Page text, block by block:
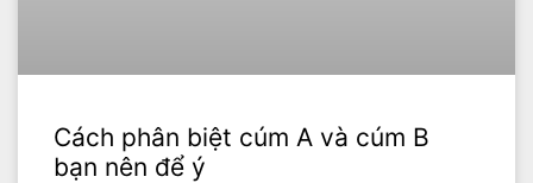
Cách phân biệt cúm A và cúm B
bạn nên để ý